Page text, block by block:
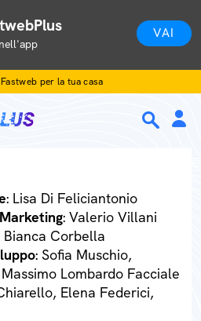
VAI
per la tua casa
: Lisa Di Feliciantonio
: Valerio Villani
Bianca Corbella
: Sofia Muschio,
Lombardo Facciale
Elena Federici,